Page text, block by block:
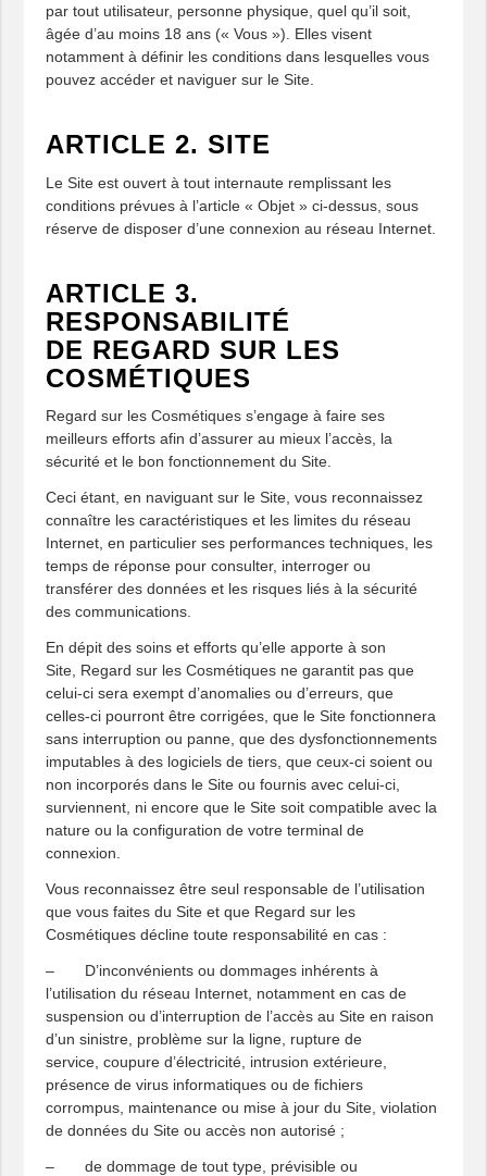
par tout utilisateur, personne physique, quel qu’il soit,
âgée d’au moins 18 ans (« Vous »). Elles visent
notamment à définir les conditions dans lesquelles vous
pouvez accéder et naviguer sur le Site.
ARTICLE 2. SITE
Le Site est ouvert à tout internaute remplissant les
conditions prévues à l’article « Objet » ci-dessus, sous
réserve de disposer d’une connexion au réseau Internet.
ARTICLE 3.
RESPONSABILITÉ
DE REGARD SUR LES
COSMÉTIQUES
Regard sur les Cosmétiques s’engage à faire ses
meilleurs efforts afin d’assurer au mieux l’accès, la
sécurité et le bon fonctionnement du Site.
Ceci étant, en naviguant sur le Site, vous reconnaissez
connaître les caractéristiques et les limites du réseau
Internet, en particulier ses performances techniques, les
temps de réponse pour consulter, interroger ou
transférer des données et les risques liés à la sécurité
des communications.
En dépit des soins et efforts qu’elle apporte à son
Site, Regard sur les Cosmétiques ne garantit pas que
celui-ci sera exempt d’anomalies ou d’erreurs, que
celles-ci pourront être corrigées, que le Site fonctionnera
sans interruption ou panne, que des dysfonctionnements
imputables à des logiciels de tiers, que ceux-ci soient ou
non incorporés dans le Site ou fournis avec celui-ci,
surviennent, ni encore que le Site soit compatible avec la
nature ou la configuration de votre terminal de
connexion.
Vous reconnaissez être seul responsable de l’utilisation
que vous faites du Site et que Regard sur les
Cosmétiques décline toute responsabilité en cas :
– D’inconvénients ou dommages inhérents à
l’utilisation du réseau Internet, notamment en cas de
suspension ou d’interruption de l’accès au Site en raison
d’un sinistre, problème sur la ligne, rupture de
service, coupure d’électricité, intrusion extérieure,
présence de virus informatiques ou de fichiers
corrompus, maintenance ou mise à jour du Site, violation
de données du Site ou accès non autorisé ;
– de dommage de tout type, prévisible ou